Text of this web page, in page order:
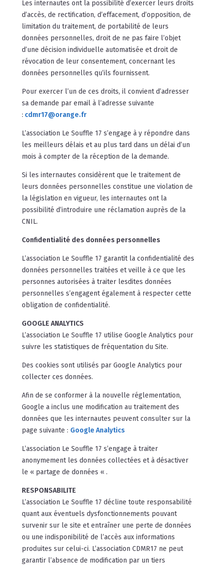
Les internautes ont la possibilité d’exercer leurs droits
d’accès, de rectification, d’effacement, d’opposition, de
limitation du traitement, de portabilité de leurs
données personnelles, droit de ne pas faire l’objet
d’une décision individuelle automatisée et droit de
révocation de leur consentement, concernant les
données personnelles qu’ils fournissent.
Pour exercer l’un de ces droits, il convient d’adresser
sa demande par email à l’adresse suivante
: cdmr17@orange.fr
L’association Le Souffle 17 s’engage à y répondre dans
les meilleurs délais et au plus tard dans un délai d’un
mois à compter de la réception de la demande.
Si les internautes considèrent que le traitement de
leurs données personnelles constitue une violation de
la législation en vigueur, les internautes ont la
possibilité d’introduire une réclamation auprès de la
CNIL.
Confidentialité des données personnelles
L’association Le Souffle 17 garantit la confidentialité des
données personnelles traitées et veille à ce que les
personnes autorisées à traiter lesdites données
personnelles s’engagent également à respecter cette
obligation de confidentialité.
GOOGLE ANALYTICS
L’association Le Souffle 17 utilise Google Analytics pour
suivre les statistiques de fréquentation du Site.
Des cookies sont utilisés par Google Analytics pour
collecter ces données.
Afin de se conformer à la nouvelle réglementation,
Google a inclus une modification au traitement des
données que les internautes peuvent consulter sur la
page suivante : Google Analytics
L’association Le Souffle 17 s’engage à traiter
anonymement les données collectées et à désactiver
le « partage de données « .
RESPONSABILITE
L’association Le Souffle 17 décline toute responsabilité
quant aux éventuels dysfonctionnements pouvant
survenir sur le site et entraîner une perte de données
ou une indisponibilité de l’accès aux informations
produites sur celui-ci. L’association CDMR17 ne peut
garantir l’absence de modification par un tiers